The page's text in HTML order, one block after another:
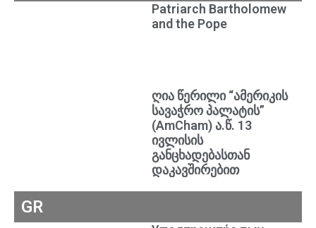
Patriarch Bartholomew
and the Pope
ღია წერილი “ამერიკის
სავაჭრო პალატის”
(AmCham) ა.წ. 13
ივლისის
განცხადებასთან
დაკავშირებით
GR